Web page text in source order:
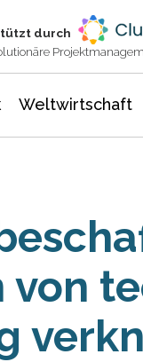
durch
Weltwirtschaft
von